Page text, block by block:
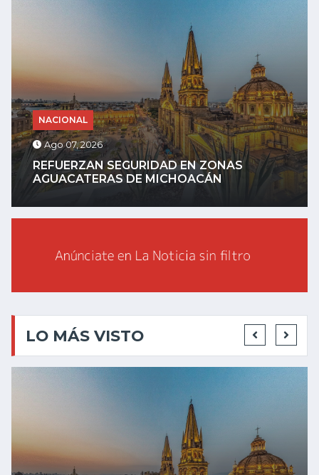
NACIONAL
Ago 07, 2026
REFUERZAN SEGURIDAD EN ZONAS
AGUACATERAS DE MICHOACÁN
LO MÁS VISTO